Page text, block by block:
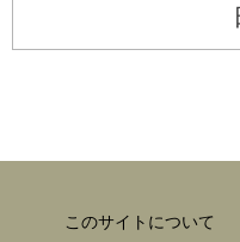
このサイトについて